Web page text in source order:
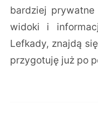
bardziej prywatne
widoki i
Lefkady, znajdą
przygotuję już po